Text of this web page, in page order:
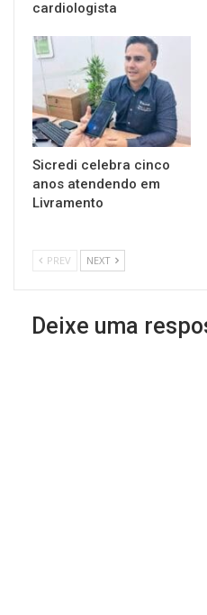
cardiologista
Sicredi celebra cinco
anos atendendo em
Livramento
PREV NEXT
Deixe uma